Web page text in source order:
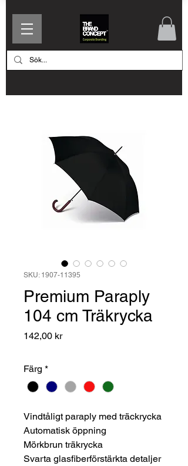
SKU: 1907-11395
Premium Paraply
104 cm Träkrycka
142,00 krPris
Färg *
Vindtåligt paraply med träckrycka
Automatisk öppning
Mörkbrun träkrycka
Svarta glasfiberförstärkta detaljer